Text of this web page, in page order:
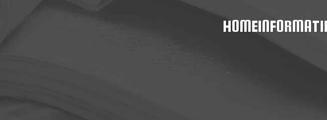
HOME